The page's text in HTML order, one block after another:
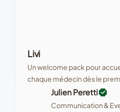
Livi
Un welcome pack pour
chaque médecin dès le
Julien Peretti
Communication &